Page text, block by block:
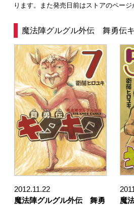
ります。また発売日前はストアのページ
魔法陣グルグル外伝 舞勇伝
2012.11.22
魔法陣グルグル外伝 舞勇
魔